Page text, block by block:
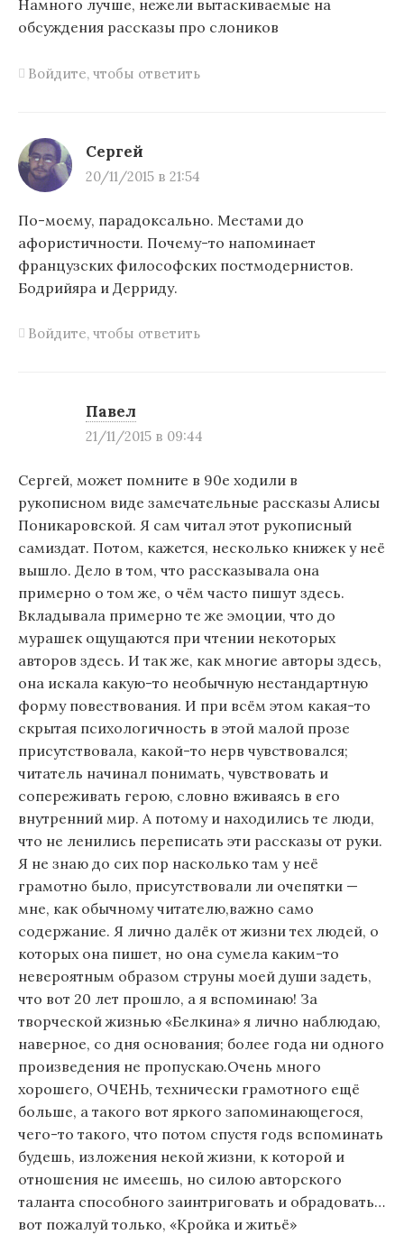
о
з
и
с
я
м
Намного лучше, нежели вытаскиваемые на
обсуждения рассказы про слоников
Войдите, чтобы ответить
Сергей
20/11/2015 в 21:54
По-моему, парадоксально. Местами до
афористичности. Почему-то напоминает
французских философских постмодернистов.
Бодрийяра и Дерриду.
Войдите, чтобы ответить
Павел
21/11/2015 в 09:44
Сергей, может помните в 90е ходили в
рукописном виде замечательные рассказы Алисы
Поникаровской. Я сам читал этот рукописный
самиздат. Потом, кажется, несколько книжек у неё
вышло. Дело в том, что рассказывала она
примерно о том же, о чём часто пишут здесь.
Вкладывала примерно те же эмоции, что до
мурашек ощущаются при чтении некоторых
авторов здесь. И так же, как многие авторы здесь,
она искала какую-то необычную нестандартную
форму повествования. И при всём этом какая-то
скрытая психологичность в этой малой прозе
присутствовала, какой-то нерв чувствовался;
читатель начинал понимать, чувствовать и
сопереживать герою, словно вживаясь в его
внутренний мир. А потому и находились те люди,
что не ленились переписать эти рассказы от руки.
Я не знаю до сих пор насколько там у неё
грамотно было, присутствовали ли очепятки —
мне, как обычному читателю,важно само
содержание. Я лично далёк от жизни тех людей, о
которых она пишет, но она сумела каким-то
невероятным образом струны моей души задеть,
что вот 20 лет прошло, а я вспоминаю! За
творческой жизнью «Белкина» я лично наблюдаю,
наверное, со дня основания; более года ни одного
произведения не пропускаю.Очень много
хорошего, ОЧЕНЬ, технически грамотного ещё
больше, а такого вот яркого запоминающегося,
чего-то такого, что потом спустя годs вспоминать
будешь, изложения некой жизни, к которой и
отношения не имеешь, но силою авторского
таланта способного заинтриговать и обрадовать…
вот пожалуй только, «Кройка и житьё»